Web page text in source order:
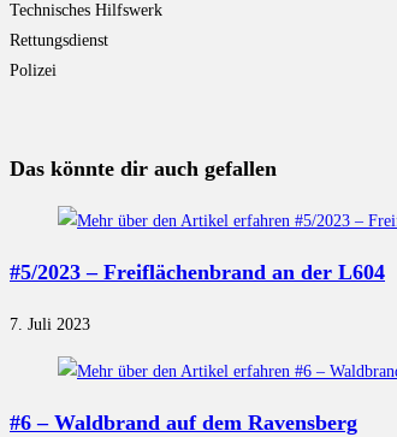
Technisches Hilfswerk
Rettungsdienst
Polizei
Das könnte dir auch gefallen
#5/2023 – Freiflächenbrand an der L604
7. Juli 2023
#6 – Waldbrand auf dem Ravensberg